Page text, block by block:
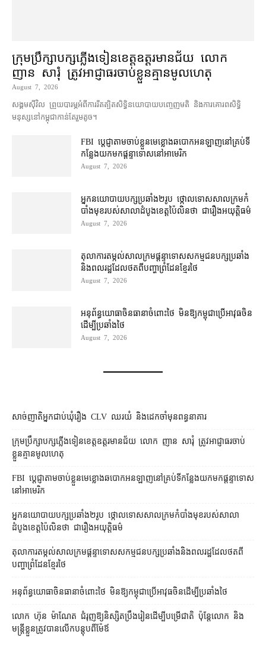
ក្រុមប្រឹក្សា​បក្ស​ភ្លើងទៀន​ខេត្ត​ឧត្ដរមានជ័យ លោក
ញាន សារុំ ត្រូវ​អាជ្ញាធរ​ចាប់ខ្លួន​គ្មាន​មូលហេតុ
August 7, 2026
សង្គម​ស៊ីវិល ព្រួយបារម្ភ​អំពី​ការ​រឹតត្បិត​សិទ្ធិ​នយោបាយ​បញ្ចេញមតិ និង​ការគោរព​សិទ្ធិ
មនុស្ស​នៅ​កម្ពុជា​កាន់តែ​រួម​តូច។
FBI ប្ដេជ្ញា​តាម​ចាប់ខ្លួន​មេខ្លោង​ឆបោក​អនឡាញ​នៅ​គ្រប់​ទី
កន្លែង​យក​មក​ផ្ដន្ទាទោស​នៅ​អាមេរិក
August 7, 2026
អ្នកនយោបាយ​បក្ស​ប្រឆាំង​២​រូប ថ្កោលទោស​សាលក្រម​កំ
បាំងមុខ​របស់​សាលាដំបូង​ខេត្ត​ប៉ៃលិន​ថា ជា​រឿង​អយុត្តិធម៌
August 7, 2026
តុលាការ​តម្កល់​សាលក្រម​ផ្ដន្ទាទោស​សកម្មជន​បក្ស​ប្រឆាំង​
និង​ពលរដ្ឋ​ដែល​ថត​ពី​បញ្ហា​ព្រំដែន​ខ្មែរ​ថៃ
August 7, 2026
អនុព័ន្ធយោធា​ចិន​ធានា​ចំពោះ​ថៃ មិន​ឱ្យ​កម្ពុជា​ប្រើ​អាវុធ​ចិន​
ដើម្បី​ប្រឆាំង​ថៃ ​
August 7, 2026
សាច់ញាតិអ្នកជាប់ឃុំរឿង CLV ឈរយំ និងដេកចាំមុនពន្ធនាគារ
ក្រុមប្រឹក្សា​បក្ស​ភ្លើងទៀន​ខេត្ត​ឧត្ដរមានជ័យ លោក ញាន សារុំ ត្រូវ​អាជ្ញាធរ​ចាប់
ខ្លួន​គ្មាន​មូលហេតុ
FBI ប្ដេជ្ញា​តាម​ចាប់ខ្លួន​មេខ្លោង​ឆបោក​អនឡាញ​នៅ​គ្រប់​ទីកន្លែង​យក​មក​ផ្ដន្ទាទោស​
នៅ​អាមេរិក
អ្នកនយោបាយ​បក្ស​ប្រឆាំង​២​រូប ថ្កោលទោស​សាលក្រម​កំបាំងមុខ​របស់​សាលា
ដំបូង​ខេត្ត​ប៉ៃលិន​ថា ជា​រឿង​អយុត្តិធម៌
តុលាការ​តម្កល់​សាលក្រម​ផ្ដន្ទាទោស​សកម្មជន​បក្ស​ប្រឆាំង​និង​ពលរដ្ឋ​ដែល​ថត​ពី​
បញ្ហា​ព្រំដែន​ខ្មែរ​ថៃ
អនុព័ន្ធយោធា​ចិន​ធានា​ចំពោះ​ថៃ មិន​ឱ្យ​កម្ពុជា​ប្រើ​អាវុធ​ចិន​ដើម្បី​ប្រឆាំង​ថៃ ​
លោក ហ៊ុន ម៉ាណែត ជំរុញ​ឱ្យ​និស្សិត​ប្រឹងរៀន​ដើម្បី​បម្រើ​ជាតិ ប៉ុន្តែ​លោក និង​
មន្ត្រី​​ខ្លួន​ត្រូវ​បាន​លើក​បន្តុប​ពី​ម៉ែឪ